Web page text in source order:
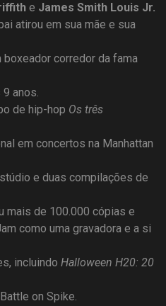
e James Smith Louis Jr.
atirou em sua mãe e sua
corredor da fama
anos.
de hip-hop Os três
em concertos na Manhattan
e duas compilações de
mais de 100.000 cópias e
como uma gravadora e a si
incluindo Halloween H20: 20
on Spike.